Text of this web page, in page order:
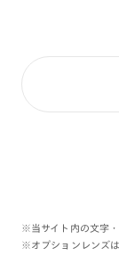
※当サイト内の文字・
※オプションレンズ